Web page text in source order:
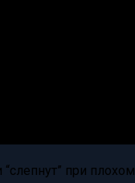
при плохом